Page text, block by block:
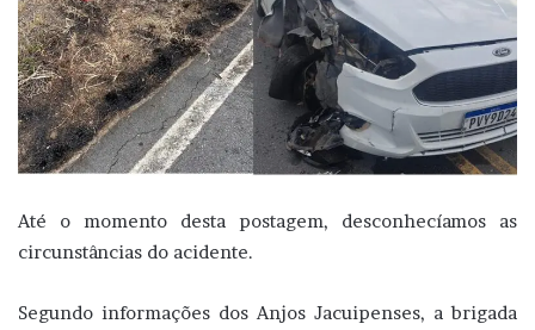
Até o momento desta postagem, desconhecíamos as
circunstâncias do acidente.
Segundo informações dos Anjos Jacuipenses, a brigada